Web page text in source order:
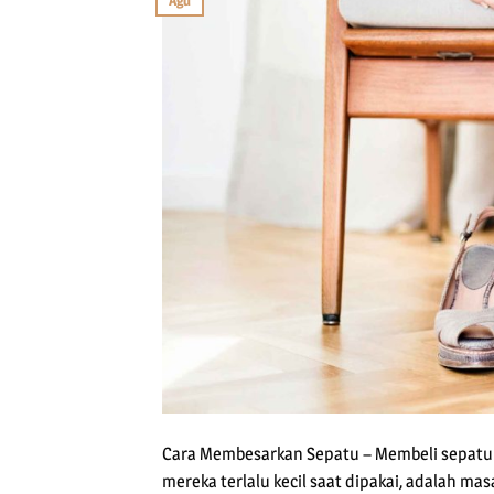
Cara Membesarkan Sepatu – Membeli
mereka terlalu kecil saat dipakai, adalah